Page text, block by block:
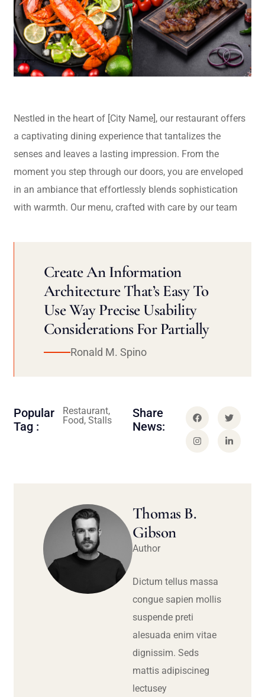
Nestled in the heart of [City Name], our restaurant offers
a captivating dining experience that tantalizes the
senses and leaves a lasting impression. From the
moment you step through our doors, you are enveloped
in an ambiance that effortlessly blends sophistication
with warmth. Our menu, crafted with care by our team
Create An Information
Architecture That’s Easy To
Use Way Precise Usability
Considerations For Partially
Ronald M. Spino
Popular
Tag :
Restaurant,
Food, Stalls
Share
News:
Thomas B.
Gibson
Author
Dictum tellus massa
congue sapien mollis
suspende preti
alesuada enim vitae
dignissim. Seds
mattis adipiscineg
lectusey